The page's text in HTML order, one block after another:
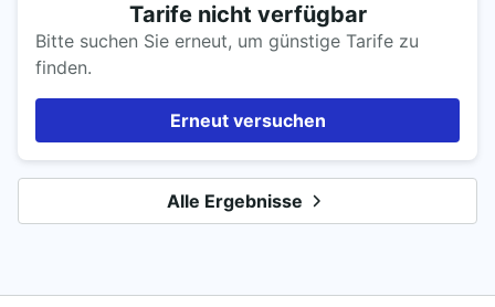
Tarife nicht verfügbar
Bitte suchen Sie erneut, um günstige Tarife zu
finden.
Erneut versuchen
Alle Ergebnisse